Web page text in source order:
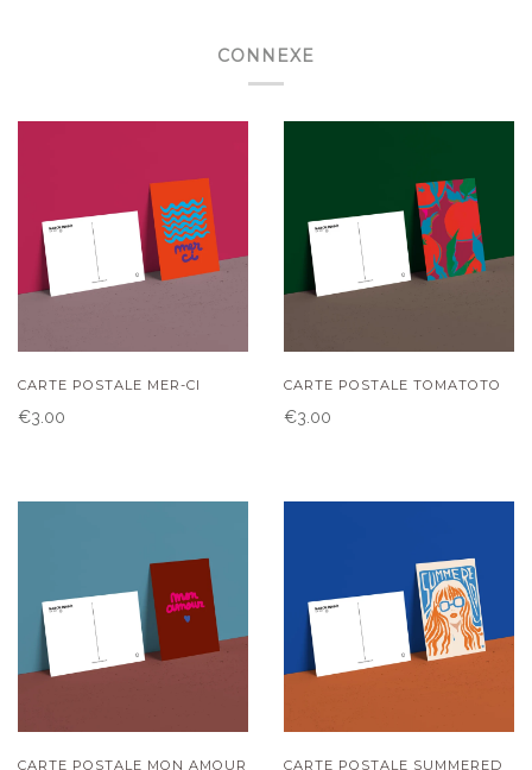
CONNEXE
CARTE POSTALE MER-CI
€3.00
CARTE POSTALE TOMATOTO
€3.00
CARTE POSTALE MON AMOUR CARTE POSTALE SUMMERED